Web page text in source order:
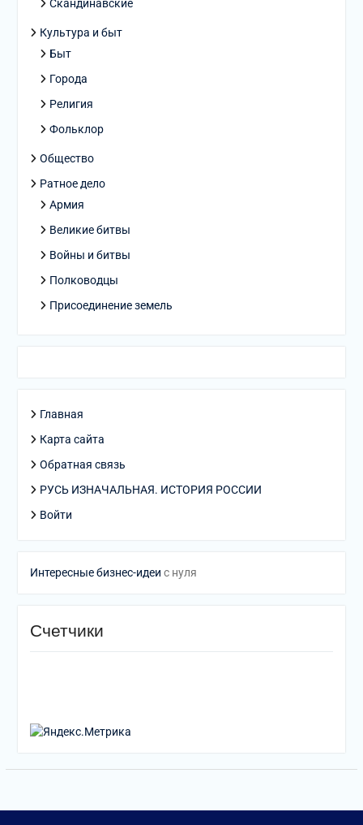
Скандинавские
Культура и быт
Быт
Города
Религия
Фольклор
Общество
Ратное дело
Армия
Великие битвы
Войны и битвы
Полководцы
Присоединение земель
Главная
Карта сайта
Обратная связь
РУСЬ ИЗНАЧАЛЬНАЯ. ИСТОРИЯ РОССИИ
Войти
Интересные бизнес-идеи с нуля
Счетчики